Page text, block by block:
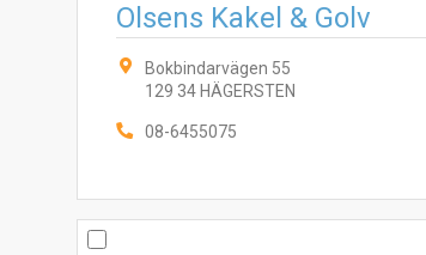
Olsens Kakel & Golv
Bokbindarvägen 55
129 34 HÄGERSTEN
08-6455075